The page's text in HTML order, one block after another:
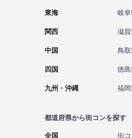
東海 岐
関西 滋
中国 鳥
四国 徳
九州・沖縄 福
都道府県から街コンを探す
全国 街